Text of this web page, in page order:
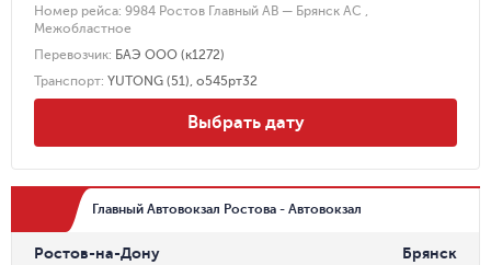
Номер рейса: 9984 Ростов Главный АВ — Брянск АС ,
Межобластное
Перевозчик: БАЭ ООО (к1272)
Транспорт: YUTONG (51), о545рт32
Выбрать дату
Главный Автовокзал Ростова - Автовокзал
Ростов-на-Дону Брянск